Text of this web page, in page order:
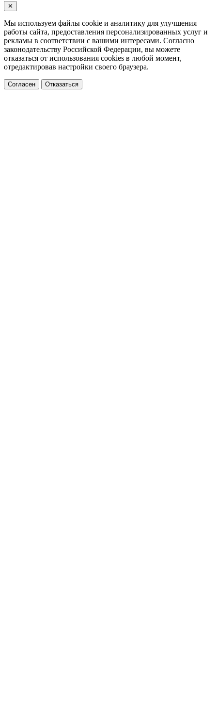
✕
Мы используем файлы cookie и аналитику для улучшения
работы сайта, предоставления персонализированных услуг и
рекламы в соответствии с вашими интересами. Согласно
законодательству Российской Федерации, вы можете
отказаться от использования cookies в любой момент,
отредактировав настройки своего браузера.
Согласен Отказаться